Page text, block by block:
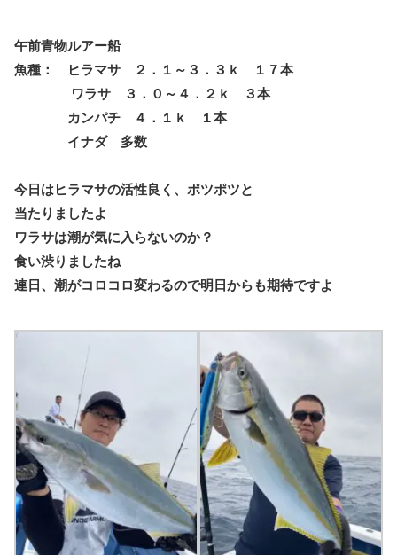
午前青物ルアー船
魚種： ヒラマサ ２．１～３．３ｋ １７本
ワラサ ３．０～４．２ｋ ３本
カンパチ ４．１ｋ １本
イナダ 多数
今日はヒラマサの活性良く、ポツポツと
当たりましたよ
ワラサは潮が気に入らないのか？
食い渋りましたね
連日、潮がコロコロ変わるので明日からも期待ですよ